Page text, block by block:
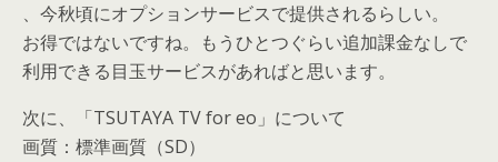
、今秋頃にオプションサービスで提供されるらしい。
お得ではないですね。もうひとつぐらい追加課金なしで
利用できる目玉サービスがあればと思います。
次に、「TSUTAYA TV for eo」について
画質：標準画質（SD）